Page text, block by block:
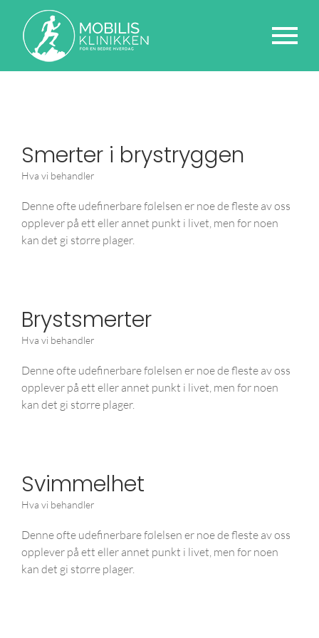
Smerter i brystryggen
Hva vi behandler
Denne ofte udefinerbare følelsen er noe de fleste av oss
opplever på ett eller annet punkt i livet, men for noen
kan det gi større plager.
Brystsmerter
Hva vi behandler
Denne ofte udefinerbare følelsen er noe de fleste av oss
opplever på ett eller annet punkt i livet, men for noen
kan det gi større plager.
Svimmelhet
Hva vi behandler
Denne ofte udefinerbare følelsen er noe de fleste av oss
opplever på ett eller annet punkt i livet, men for noen
kan det gi større plager.